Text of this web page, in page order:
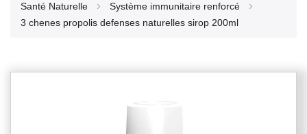
Santé Naturelle
Système immunitaire renforcé
3 chenes propolis defenses naturelles sirop 200ml